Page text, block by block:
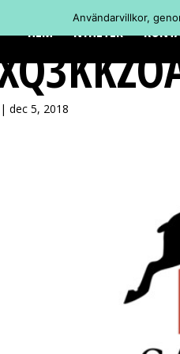
HEM NYHETER
| dec 5, 2018
Användarvillkor,